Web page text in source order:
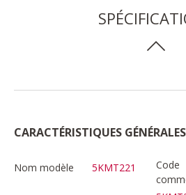
CARACTÉRISTIQUES GÉNÉRALES
Nom modèle 5KMT221
Code